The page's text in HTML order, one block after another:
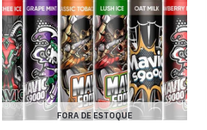
FORA DE ESTOQUE